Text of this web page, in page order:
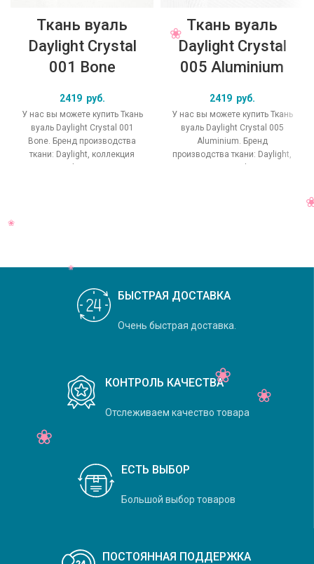
Ткань вуаль
Daylight Crystal
001 Bone
2419 руб.
У нас вы можете купить Ткань
вуаль Daylight Crystal 001
Bone. Бренд производства
ткани: Daylight, коллекция
Crystal, основной
Ткань вуаль
Daylight Crystal
005 Aluminium
2419 руб.
У нас вы можете купить Ткань
вуаль Daylight Crystal 005
Aluminium. Бренд
производства ткани: Daylight,
коллекция Crystal, основной
БЫСТРАЯ ДОСТАВКА
Очень быстрая доставка.
КОНТРОЛЬ КАЧЕСТВА
Отслеживаем качество товара
ЕСТЬ ВЫБОР
Большой выбор товаров
ПОСТОЯННАЯ ПОДДЕРЖКА